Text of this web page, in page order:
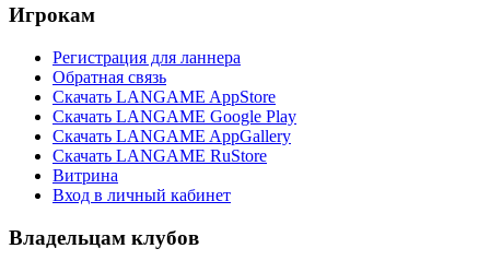
Игрокам
Регистрация для ланнера
Обратная связь
Скачать LANGAME AppStore
Скачать LANGAME Google Play
Скачать LANGAME AppGallery
Скачать LANGAME RuStore
Витрина
Вход в личный кабинет
Владельцам клубов